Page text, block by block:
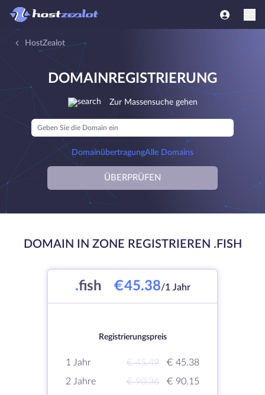
HostZealot
DOMAINREGISTRIERUNG
Zur Massensuche gehen
DomainübertragungAlle Domains
ÜBERPRÜFEN
DOMAIN IN ZONE REGISTRIEREN .FISH
.fish €45.38/1 Jahr
Registrierungspreis
1 Jahr € 45.49
€ 45.38
2 Jahre
€ 90.36
€ 90.15